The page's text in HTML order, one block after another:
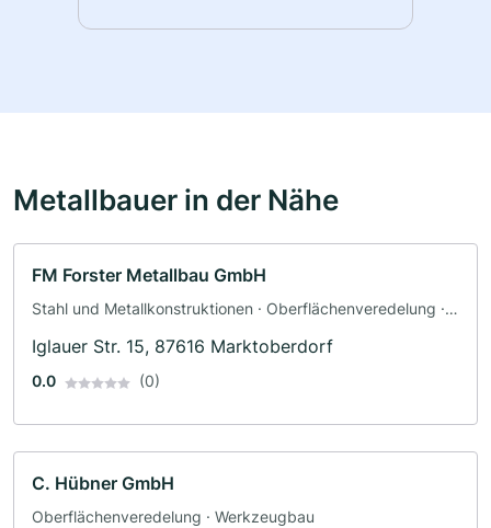
Metallbauer in der Nähe
FM Forster Metallbau GmbH
Stahl und Metallkonstruktionen · Oberflächenveredelung ·
Iglauer Str. 15, 87616 Marktoberdorf
0.0 (0)
C. Hübner GmbH
Oberflächenveredelung · Werkzeugbau